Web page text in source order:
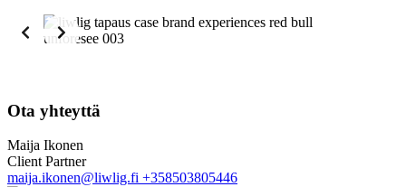
Ota yhteyttä
Maija Ikonen
Client Partner
maija.ikonen@liwlig.fi +358503805446